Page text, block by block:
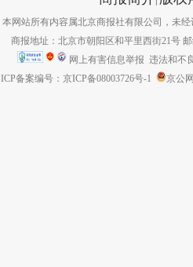
本网站所有内容属北京商报社有限公司，未经
商报地址：北京市朝阳区和平里西街21号
网上有害信息举报 违法和不
ICP备案编号：京ICP备08003726号-1
京公